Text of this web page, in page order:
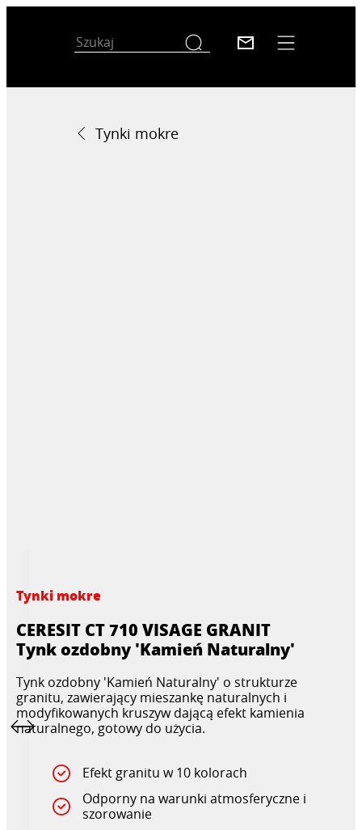
Tynki mokre
Tynki mokre
CERESIT CT 710 VISAGE GRANIT
Tynk ozdobny 'Kamień Naturalny'
Tynk ozdobny 'Kamień Naturalny' o strukturze
granitu, zawierający mieszankę naturalnych i
modyfikowanych kruszyw dającą efekt kamienia
naturalnego, gotowy do użycia.
Efekt granitu w 10 kolorach
Odporny na warunki atmosferyczne i
szorowanie